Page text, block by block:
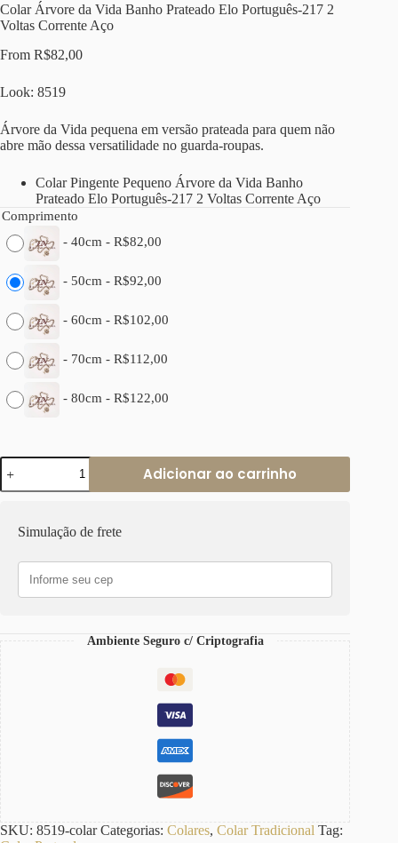
Colar Árvore da Vida Banho Prateado Elo Português-217 2
Voltas Corrente Aço
From R$82,00
Look: 8519
Árvore da Vida pequena em versão prateada para quem não
abre mão dessa versatilidade no guarda-roupas.
Colar Pingente Pequeno Árvore da Vida Banho
Prateado Elo Português-217 2 Voltas Corrente Aço
Comprimento
- 40cm - R$82,00
- 50cm - R$92,00
- 60cm - R$102,00
- 70cm - R$112,00
- 80cm - R$122,00
Colar
Árvore
da
Prateado
Português-
Adicionar ao carrinho
Simulação de frete
Ambiente Seguro c/ Criptografia
SKU: 8519-colar Categorias: Colares, Colar Tradicional Tag: